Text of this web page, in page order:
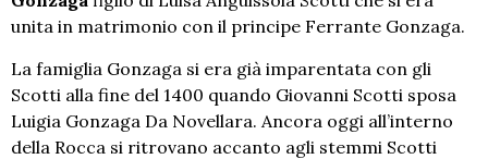
unita in matrimonio con il principe Ferrante Gonzaga.
La famiglia Gonzaga si era già imparentata con gli
Scotti alla fine del 1400 quando Giovanni Scotti sposa
Luigia Gonzaga Da Novellara. Ancora oggi all’interno
della Rocca si ritrovano accanto agli stemmi Scotti